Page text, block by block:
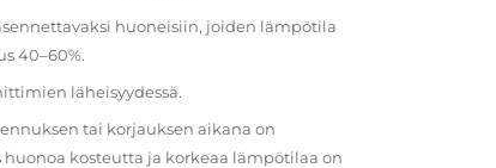
huoneisiin, joiden lämpötila
40–60%.
läheisyydessä.
tai korjauksen aikana on
huonoa kosteutta ja korkeaa lämpötilaa on